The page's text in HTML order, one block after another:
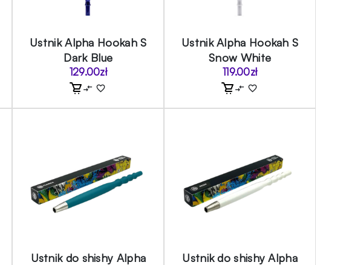
Ustnik Alpha Hookah S
Dark Blue
129.00zł
Ustnik Alpha Hookah S
Snow White
119.00zł
Ustnik do shishy Alpha Ustnik do shishy Alpha